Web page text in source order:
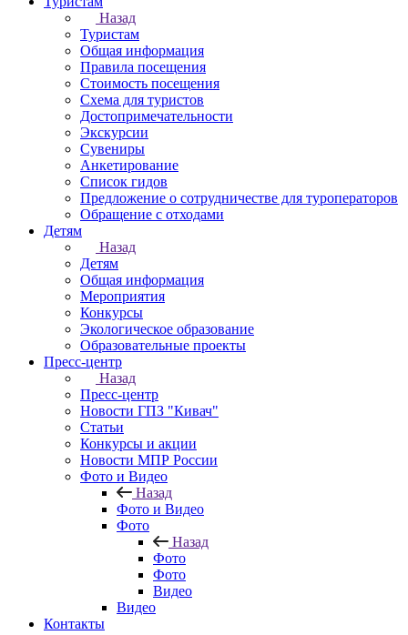
Назад
Туристам
Общая информация
Правила посещения
Стоимость посещения
Схема для туристов
Достопримечательности
Экскурсии
Сувениры
Анкетирование
Список гидов
Предложение о сотрудничестве для туроператоров
Обращение с отходами
Детям
Назад
Детям
Общая информация
Мероприятия
Конкурсы
Экологическое образование
Образовательные проекты
Пресс-центр
Назад
Пресс-центр
Новости ГПЗ "Кивач"
Статьи
Конкурсы и акции
Новости МПР России
Фото и Видео
Назад
Фото и Видео
Фото
Назад
Фото
Фото
Видео
Видео
Контакты